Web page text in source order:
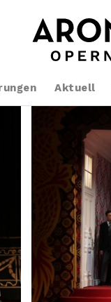
Aktuell